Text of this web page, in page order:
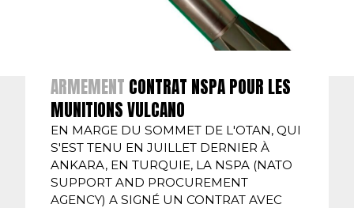
ARMEMENT CONTRAT NSPA POUR LES
MUNITIONS VULCANO
EN MARGE DU SOMMET DE L'OTAN, QUI
S'EST TENU EN JUILLET DERNIER À
ANKARA, EN TURQUIE, LA NSPA (NATO
SUPPORT AND PROCUREMENT
AGENCY) A SIGNÉ UN CONTRAT AVEC